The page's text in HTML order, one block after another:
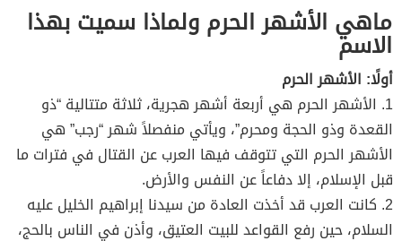
ماهي الأشهر الحرم ولماذا سميت بهذا
الاسم
أولًا: الأشهر الحرم
1. الأشهر الحرم هي أربعة أشهر هجرية، ثلاثة متتالية “ذو
القعدة وذو الحجة ومحرم”، ويأتي منفصلاً شهر “رجب” هي
الأشهر الحرم التي تتوقف فيها العرب عن القتال في فترات ما
قبل الإسلام، إلا دفاعاً عن النفس والأرض.
2. كانت العرب قد أخذت العادة من سيدنا إبراهيم الخليل عليه
السلام، حين رفع القواعد للبيت العتيق، وأذن في الناس بالحج،